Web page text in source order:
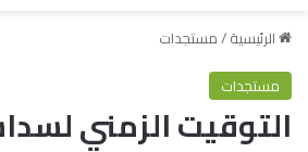
الرئيسية/مستجدات
مستجدات
التوقيت الزمني